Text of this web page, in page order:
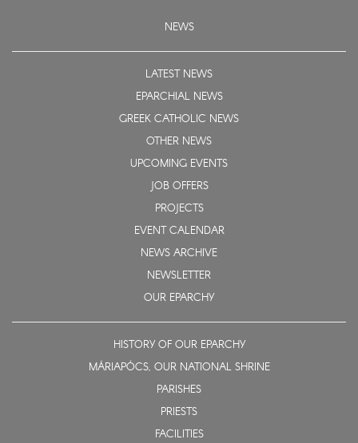
NEWS
LATEST NEWS
EPARCHIAL NEWS
GREEK CATHOLIC NEWS
OTHER NEWS
UPCOMING EVENTS
JOB OFFERS
PROJECTS
EVENT CALENDAR
NEWS ARCHIVE
NEWSLETTER
OUR EPARCHY
HISTORY OF OUR EPARCHY
MÁRIAPÓCS, OUR NATIONAL SHRINE
PARISHES
PRIESTS
FACILITIES